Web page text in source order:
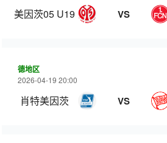
美因茨05 U19 VS
德地区
2026-04-19 20:00
肖特美因茨 VS